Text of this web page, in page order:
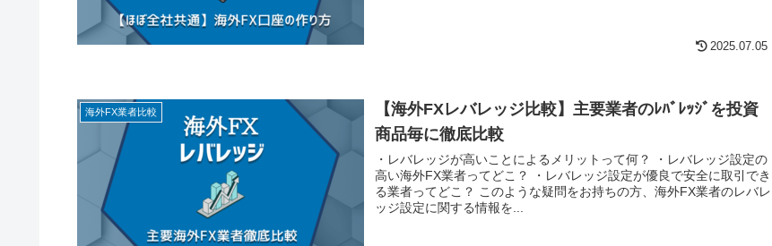
2025.07.05
海外FX業者比較
【海外FXレバレッジ比較】主要業者のﾚﾊﾞﾚｯｼﾞを投資
商品毎に徹底比較
・レバレッジが高いことによるメリットって何？ ・レバレッジ設定の
高い海外FX業者ってどこ？ ・レバレッジ設定が優良で安全に取引でき
る業者ってどこ？ このような疑問をお持ちの方、海外FX業者のレバレ
ッジ設定に関する情報を...